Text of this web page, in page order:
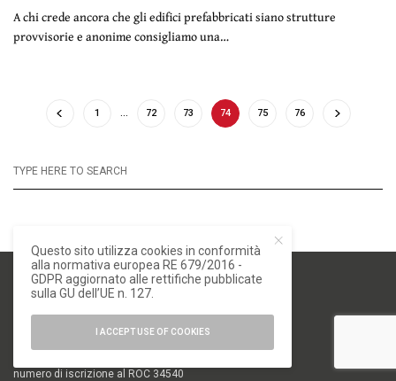
A chi crede ancora che gli edifici prefabbricati siano strutture
provvisorie e anonime consigliamo una…
1 … 72 73 74 75 76
numero di iscrizione al ROC 34540
Questo sito utilizza cookies in conformità
alla normativa europea RE 679/2016 -
GDPR aggiornato alle rettifiche pubblicate
sulla GU dell’UE n. 127.
I ACCEPT USE OF COOKIES